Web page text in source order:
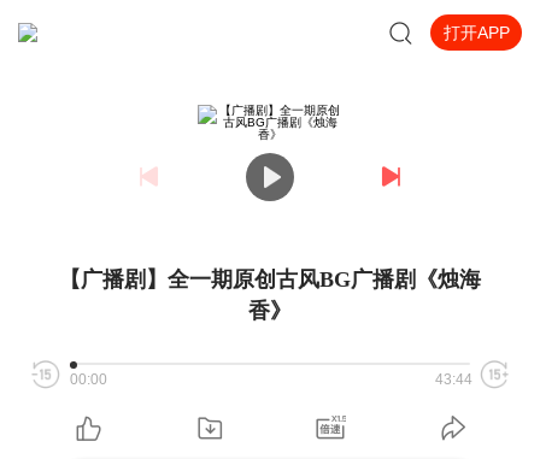
打开APP
【广播剧】全一期原创古风BG广播剧《烛海
香》
00:00 43:44